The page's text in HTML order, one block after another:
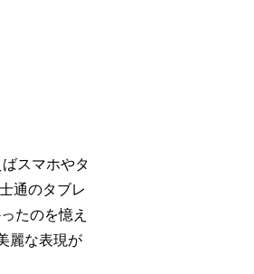
スマホやタ
通のタブレ
たのを憶え
麗な表現が